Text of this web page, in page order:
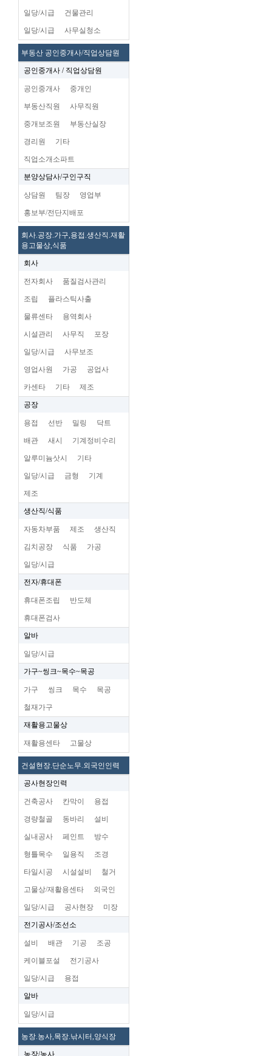
일당/시급 건물관리
일당/시급 사무실청소
부동산 공인중개사/직업상담원
공인중개사 / 직업상담원
공인중개사 중개인
부동산직원 사무직원
중개보조원 부동산실장
경리원 기타
직업소개소파트
분양상담사/구인구직
상담원 팀장 영업부
홍보부/전단지배포
회사.공장.가구,용접.생산직.재활
용고물상,식품
회사
전자회사 품질검사관리
조립 플라스틱사출
물류센타 용역회사
시설관리 사무직 포장
일당/시급 사무보조
영업사원 가공 공업사
카센타 기타 제조
공장
용접 선반 밀링 닥트
배관 새시 기계정비수리
알루미늄삿시 기타
일당/시급 금형 기계
제조
생산직/식품
자동차부품 제조 생산직
김치공장 식품 가공
일당/시급
전자/휴대폰
휴대폰조립 반도체
휴대폰검사
알바
일당/시급
가구~씽크~목수~목공
가구 씽크 목수 목공
철재가구
재활용고물상
재활용센타 고물상
건설현장.단순노무.외국인인력
공사현장인력
건축공사 칸막이 용접
경량철골 동바리 설비
실내공사 페인트 방수
형틀목수 일용직 조경
타일시공 시설설비 철거
고물상/재활용센타 외국인
일당/시급 공사현장 미장
전기공사/조선소
설비 배관 기공 조공
케이블포설 전기공사
일당/시급 용접
알바
일당/시급
농장.농사,목장.낚시터,양식장
농장/농사